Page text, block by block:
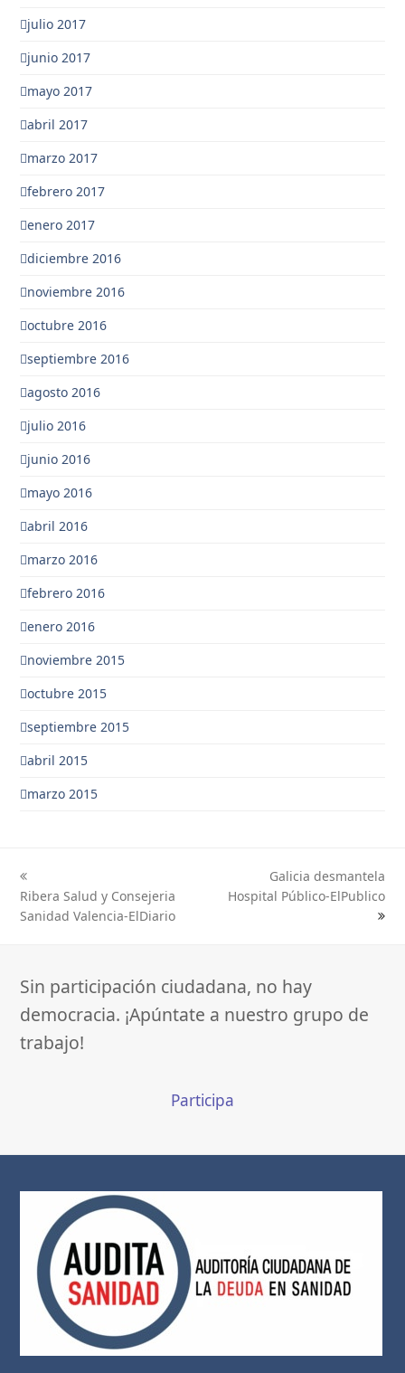
julio 2017
junio 2017
mayo 2017
abril 2017
marzo 2017
febrero 2017
enero 2017
diciembre 2016
noviembre 2016
octubre 2016
septiembre 2016
agosto 2016
julio 2016
junio 2016
mayo 2016
abril 2016
marzo 2016
febrero 2016
enero 2016
noviembre 2015
octubre 2015
septiembre 2015
abril 2015
marzo 2015
previous
post:
Ribera Salud y Consejeria
Sanidad Valencia-ElDiario
next
post:
Galicia desmantela
Hospital Público-ElPublico
Sin participación ciudadana, no hay
democracia. ¡Apúntate a nuestro grupo de
trabajo!
Participa